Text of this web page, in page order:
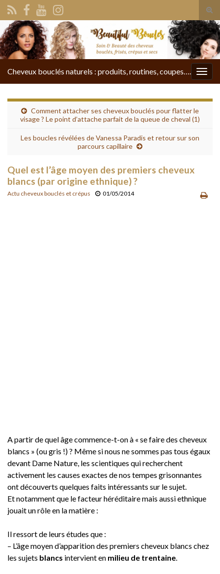
Search for:
Cheveux bouclés naturels : produits, routines, coupes….
Comment attacher ses cheveux bouclés pour flatter le
visage ? Le point d’attache parfait de la queue de cheval (1)
Les boucles révélées de Vanessa Paradis et retour sur son
parcours capillaire
Quel est l’âge moyen des premiers cheveux
blancs (par origine ethnique) ?
Actu cheveux bouclés et crépus 01/05/2014
A partir de quel âge commence-t-on à « se faire des cheveux
blancs » (ou gris !) ? Même si nous ne sommes pas tous égaux
devant Dame Nature, les scientiques qui recherchent
activement les causes exactes de nos tempes grisonnantes
ont découverts quelques faits intéressants sur le sujet.
Et notamment que le facteur héréditaire mais aussi ethnique
jouait un rôle en la matière :
Il ressort de leurs études que :
– L’âge moyen d’apparition des premiers cheveux blancs chez
les sujets blancs intervient en milieu de trentaine.